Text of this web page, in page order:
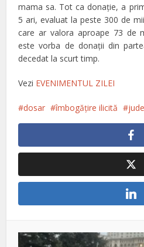
mama sa. Tot ca donație, a
5 ari, evaluat la peste 300 de
care ar valora aproape 73 de
este vorba de donaţii din
decedat la scurt timp.
Vezi EVENIMENTUL ZILEI
dosar îmbogăţire ilicită